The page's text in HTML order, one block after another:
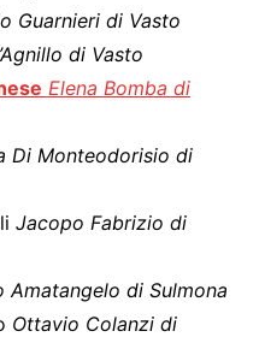
Guarnieri di Vasto
di Vasto
Elena Bomba di
Di Monteodorisio di
Jacopo Fabrizio di
Amatangelo di Sulmona
Ottavio Colanzi di